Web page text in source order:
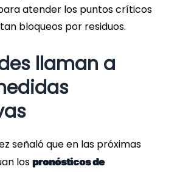
atender los puntos críticos
bloqueos por residuos.
llaman a
señaló que en las próximas
los pronósticos de